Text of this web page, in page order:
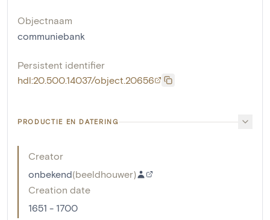
Objectnaam
communiebank
Persistent identifier
hdl:20.500.14037/object.20656
PRODUCTIE EN DATERING
Creator
onbekend(beeldhouwer)
Creation date
1651 - 1700